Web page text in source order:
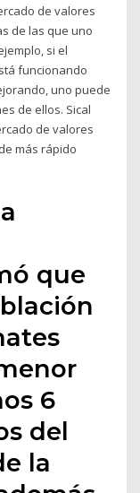
de valores
de las que uno
si el
funcionando
uno puede
de ellos. Sical
de valores
más rápido
que
6
del
la